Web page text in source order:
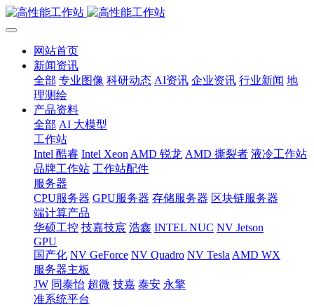
网站首页
新闻资讯
全部 专业图像 科研动态 AI资讯 企业资讯 行业新闻 地
理测绘
产品资料
全部 AI 大模型
工作站
Intel 酷睿 Intel Xeon AMD 锐龙 AMD 撕裂者 液冷工作站
品牌工作站 工作站配件
服务器
CPU服务器 GPU服务器 存储服务器 区块链服务器
端计算产品
华硕工控 技嘉技宸 浩鑫 INTEL NUC NV Jetson
GPU
国产化 NV GeForce NV Quadro NV Tesla AMD WX
服务器主板
JW 同泰怡 超微 技嘉 泰安 永擎
准系统平台